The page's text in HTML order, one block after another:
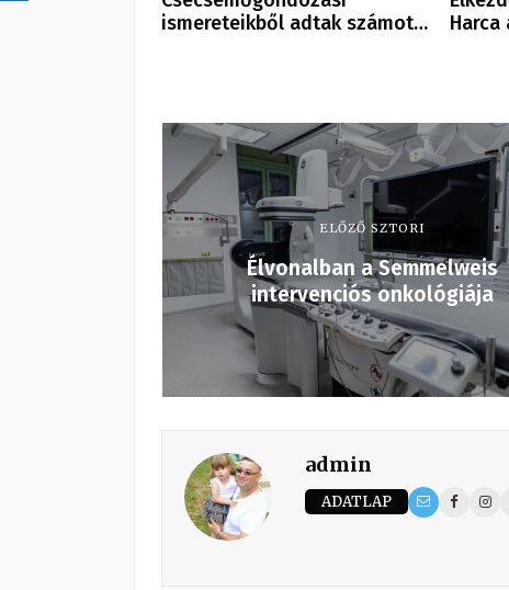
ismereteikből adtak számot…
Harca
ELŐZŐ SZTORI
Élvonalban a Semmelweis
intervenciós onkológiája
admin
ADATLAP